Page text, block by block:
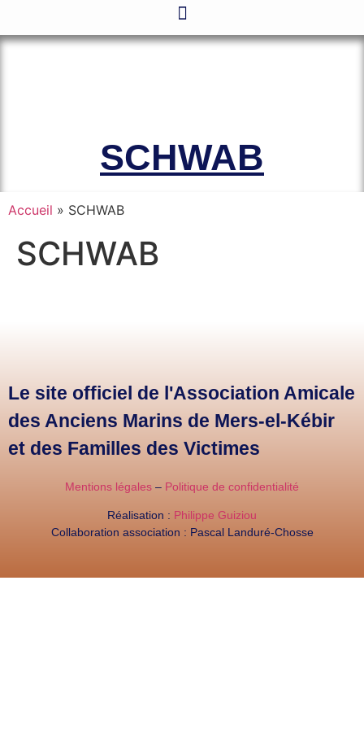
SCHWAB
Accueil » SCHWAB
SCHWAB
Le site officiel de l'Association Amicale
des Anciens Marins de Mers-el-Kébir
et des Familles des Victimes
Mentions légales – Politique de confidentialité
Réalisation : Philippe Guiziou
Collaboration association : Pascal Landuré-Chosse